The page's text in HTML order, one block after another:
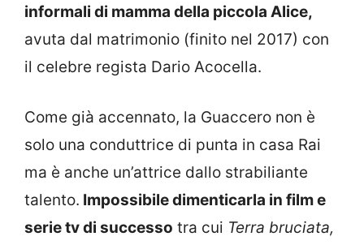
informali di mamma della piccola Alice,
avuta dal matrimonio (finito nel 2017) con
il celebre regista Dario Acocella.
Come già accennato, la Guaccero non è
solo una conduttrice di punta in casa Rai
ma è anche un’attrice dallo strabiliante
talento. Impossibile dimenticarla in film e
serie tv di successo tra cui Terra bruciata,